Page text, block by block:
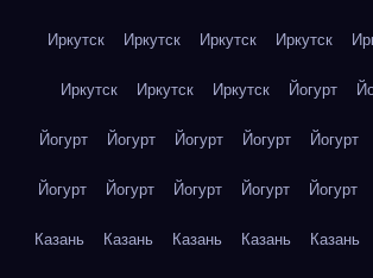
Иркутск Иркутск Иркутск Иркутск
Иркутск Иркутск Иркутск Йогурт
Йогурт Йогурт Йогурт Йогурт Йогурт
Йогурт Йогурт Йогурт Йогурт Йогурт
Казань Казань Казань Казань Казань